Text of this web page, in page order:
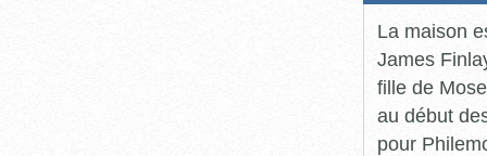
La maison
James
fille de
au début
pour